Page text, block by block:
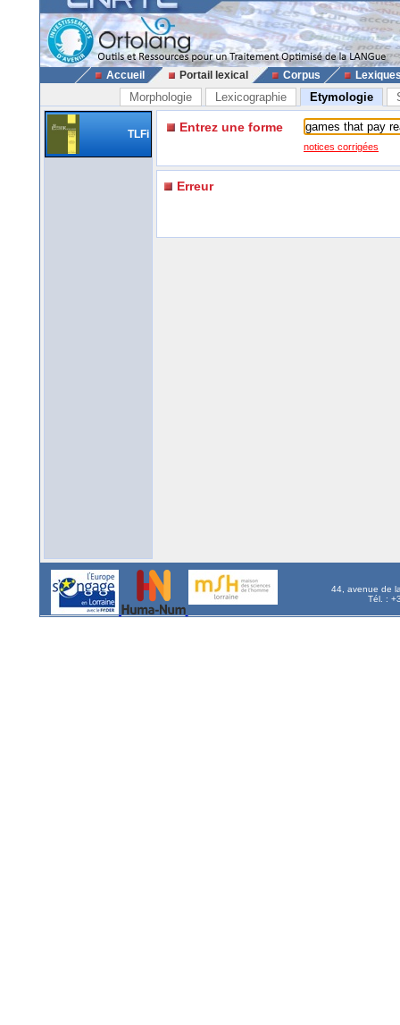
Accueil Portail lexical Corpus
Morphologie Lexicographie Etymologie
TLFi Entrez une forme
notices corrigées
Erreur
44, avenue de
Tél. :